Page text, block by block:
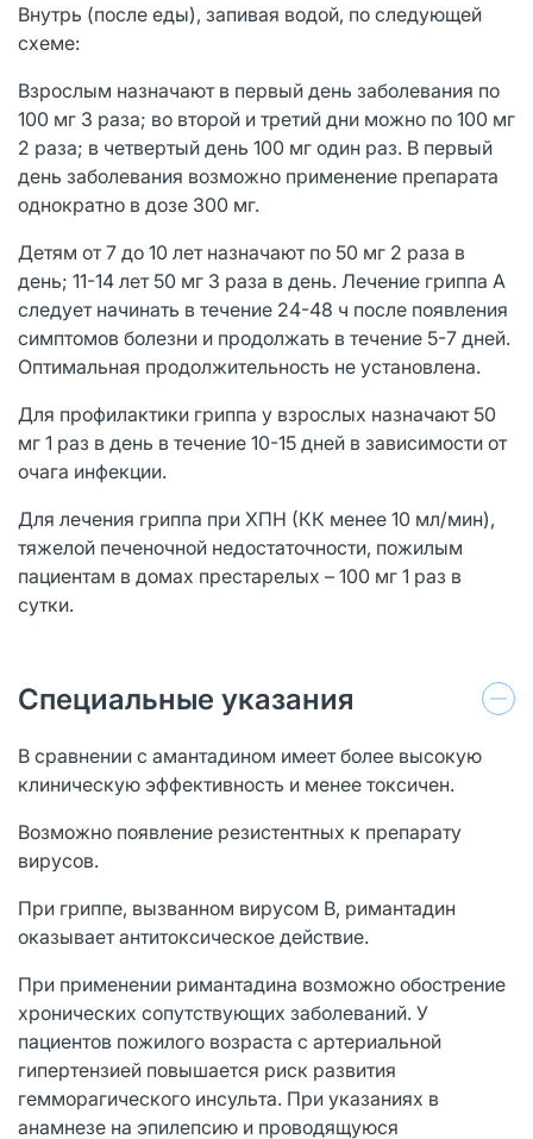
Внутрь (после еды), запивая водой, по следующей
схеме:
Взрослым назначают в первый день заболевания по
100 мг 3 раза; во второй и третий дни можно по 100 мг
2 раза; в четвертый день 100 мг один раз. В первый
день заболевания возможно применение препарата
однократно в дозе 300 мг.
Детям от 7 до 10 лет назначают по 50 мг 2 раза в
день; 11-14 лет 50 мг 3 раза в день. Лечение гриппа А
следует начинать в течение 24-48 ч после появления
симптомов болезни и продолжать в течение 5-7 дней.
Оптимальная продолжительность не установлена.
Для профилактики гриппа у взрослых назначают 50
мг 1 раз в день в течение 10-15 дней в зависимости от
очага инфекции.
Для лечения гриппа при ХПН (КК менее 10 мл/мин),
тяжелой печеночной недостаточности, пожилым
пациентам в домах престарелых – 100 мг 1 раз в
сутки.
Специальные указания
В сравнении с амантадином имеет более высокую
клиническую эффективность и менее токсичен.
Возможно появление резистентных к препарату
вирусов.
При гриппе, вызванном вирусом В, римантадин
оказывает антитоксическое действие.
При применении римантадина возможно обострение
хронических сопутствующих заболеваний. У
пациентов пожилого возраста с артериальной
гипертензией повышается риск развития
гемморагического инсульта. При указаниях в
анамнезе на эпилепсию и проводящуюся